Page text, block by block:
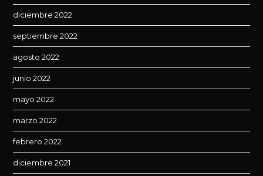
diciembre 2022
septiembre 2022
agosto 2022
junio 2022
mayo 2022
marzo 2022
febrero 2022
diciembre 2021